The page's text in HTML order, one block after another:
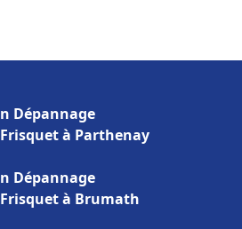
Dépannage
à Parthenay
Dépannage
à Brumath